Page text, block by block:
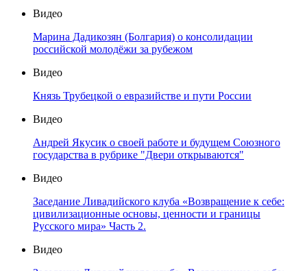
Видео
Марина Дадикозян (Болгария) о консолидации
российской молодёжи за рубежом
Видео
Князь Трубецкой о евразийстве и пути России
Видео
Андрей Якусик о своей работе и будущем Союзного
государства в рубрике "Двери открываются"
Видео
Заседание Ливадийского клуба «Возвращение к себе:
цивилизационные основы, ценности и границы
Русского мира» Часть 2.
Видео